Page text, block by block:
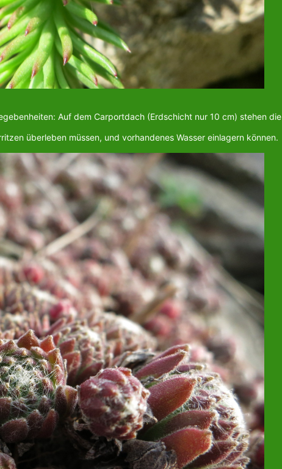
Auf dem Carportdach (Erdschicht nur 10 cm) stehen die
überleben müssen, und vorhandenes Wasser einlagern können.